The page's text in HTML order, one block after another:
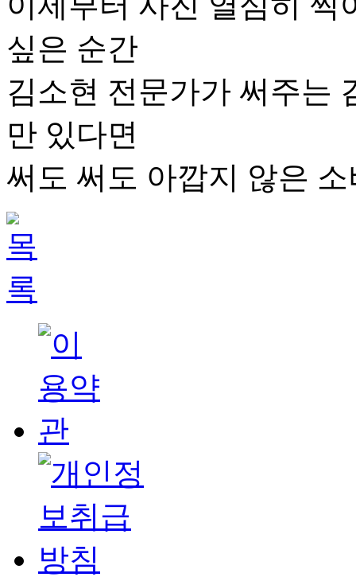
싶은 순간
김소현 전문가가 써주는
만 있다면
써도 써도 아깝지 않은